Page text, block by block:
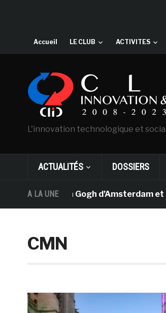
Accueil LE CLUB ACTIVITES
L'innovation technologique et
ACTUALITÉS DOSSIERS
A LA UNE
Van Gogh d’Amsterdam et DHL
CMN